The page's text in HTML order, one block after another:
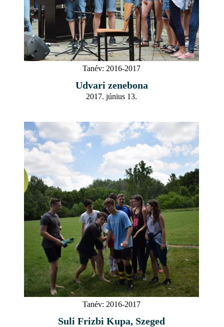
Tanév: 2016-2017
Udvari zenebona
2017. június 13.
Tanév: 2016-2017
Suli Frizbi Kupa, Szeged